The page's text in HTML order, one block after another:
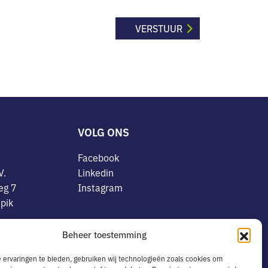
Beheer toestemming
ervaringen te bieden, gebruiken wij technologieën zoals cookies om
7
VOLG ONS
Facebook
Linkedin
Instagram